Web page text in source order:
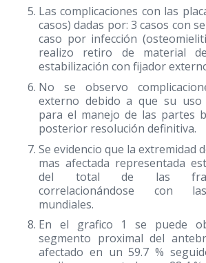
Las complicaciones con las
casos) dadas por: 3 casos con
caso por infección
realizo retiro de material
estabilización con fijador
No se observo
externo debido a que su
para el manejo de las partes
posterior resolución definitiva.
Se evidencio que la extremidad
mas afectada representada
del total de las
correlacionándose con
mundiales.
En el grafico 1 se puede
segmento proximal del
afectado en un 59.7 %